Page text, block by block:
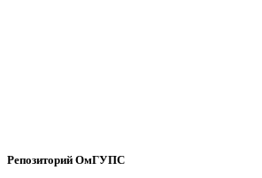
Репозиторий ОмГУПС